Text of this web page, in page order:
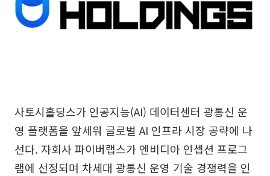
사토시홀딩스가 인공지능(AI) 데이터센터 광통신 운
영 플랫폼을 앞세워 글로벌 AI 인프라 시장 공략에 나
선다. 자회사 파이버랩스가 엔비디아 인셉션 프로그
램에 선정되며 차세대 광통신 운영 기술 경쟁력을 인